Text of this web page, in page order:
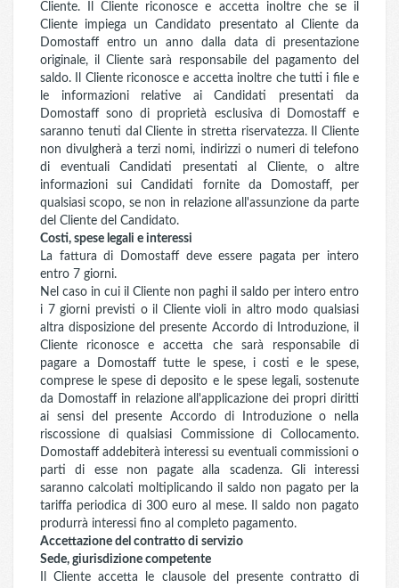
Cliente. Il Cliente riconosce e accetta inoltre che se il
Cliente impiega un Candidato presentato al Cliente da
Domostaff entro un anno dalla data di presentazione
originale, il Cliente sarà responsabile del pagamento del
saldo. Il Cliente riconosce e accetta inoltre che tutti i file e
le informazioni relative ai Candidati presentati da
Domostaff sono di proprietà esclusiva di Domostaff e
saranno tenuti dal Cliente in stretta riservatezza. Il Cliente
non divulgherà a terzi nomi, indirizzi o numeri di telefono
di eventuali Candidati presentati al Cliente, o altre
informazioni sui Candidati fornite da Domostaff, per
qualsiasi scopo, se non in relazione all'assunzione da parte
del Cliente del Candidato.
Costi, spese legali e interessi
La fattura di Domostaff deve essere pagata per intero
entro 7 giorni.
Nel caso in cui il Cliente non paghi il saldo per intero entro
i 7 giorni previsti o il Cliente violi in altro modo qualsiasi
altra disposizione del presente Accordo di Introduzione, il
Cliente riconosce e accetta che sarà responsabile di
pagare a Domostaff tutte le spese, i costi e le spese,
comprese le spese di deposito e le spese legali, sostenute
da Domostaff in relazione all'applicazione dei propri diritti
ai sensi del presente Accordo di Introduzione o nella
riscossione di qualsiasi Commissione di Collocamento.
Domostaff addebiterà interessi su eventuali commissioni o
parti di esse non pagate alla scadenza. Gli interessi
saranno calcolati moltiplicando il saldo non pagato per la
tariffa periodica di 300 euro al mese. Il saldo non pagato
produrrà interessi fino al completo pagamento.
Accettazione del contratto di servizio
Sede, giurisdizione competente
Il Cliente accetta le clausole del presente contratto di